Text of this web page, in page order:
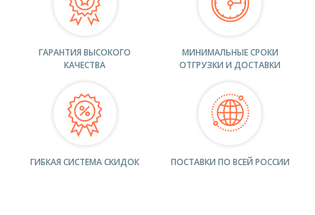
ГАРАНТИЯ ВЫСОКОГО
КАЧЕСТВА
МИНИМАЛЬНЫЕ СРОКИ
ОТГРУЗКИ И ДОСТАВКИ
ГИБКАЯ СИСТЕМА СКИДОК ПОСТАВКИ ПО ВСЕЙ РОССИИ